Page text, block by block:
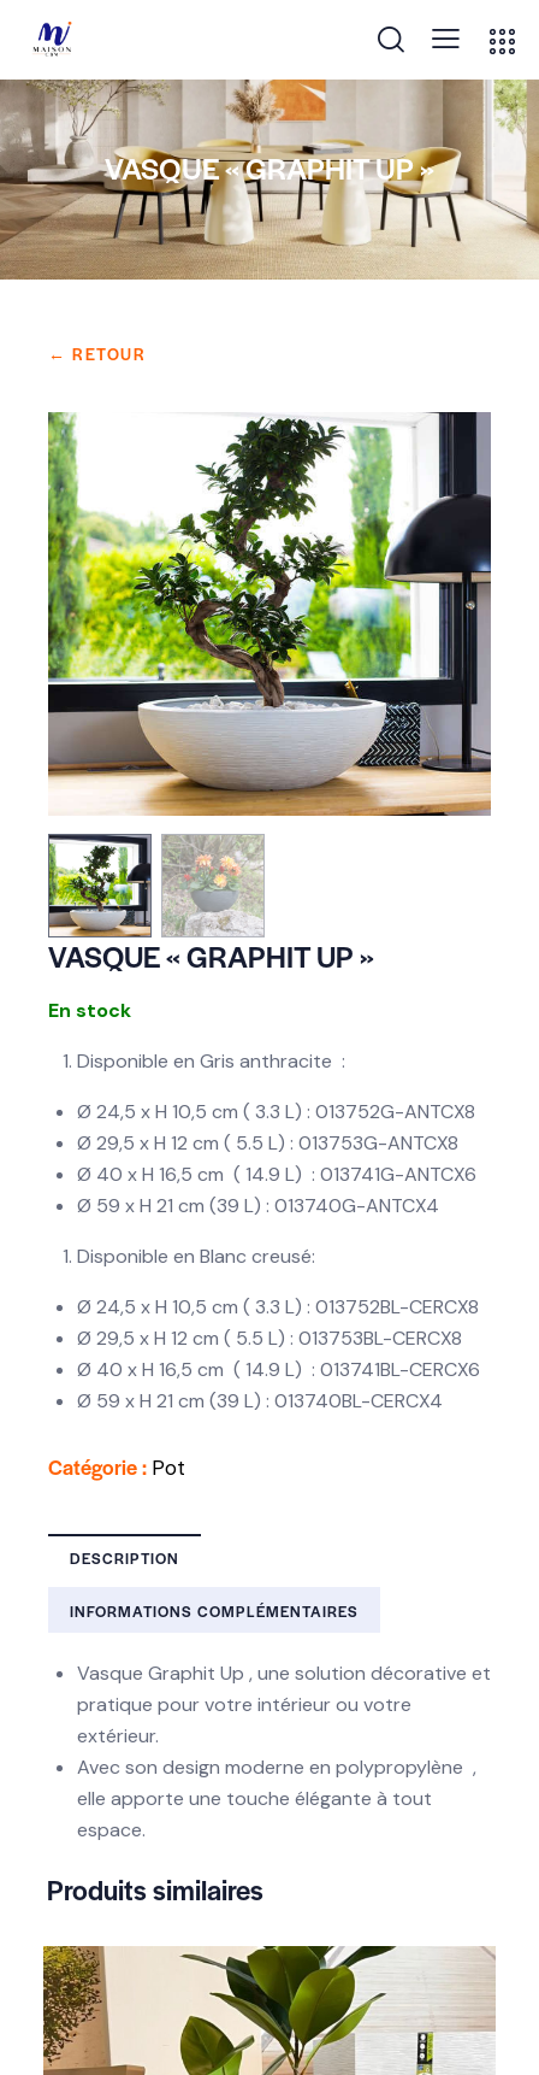
VASQUE « GRAPHIT UP »
← RETOUR
VASQUE « GRAPHIT UP »
En stock
Disponible en Gris anthracite :
Ø 24,5 x H 10,5 cm ( 3.3 L) : 013752G-ANTCX8
Ø 29,5 x H 12 cm ( 5.5 L) : 013753G-ANTCX8
Ø 40 x H 16,5 cm ( 14.9 L) : 013741G-ANTCX6
Ø 59 x H 21 cm (39 L) : 013740G-ANTCX4
Disponible en Blanc creusé:
Ø 24,5 x H 10,5 cm ( 3.3 L) : 013752BL-CERCX8
Ø 29,5 x H 12 cm ( 5.5 L) : 013753BL-CERCX8
Ø 40 x H 16,5 cm ( 14.9 L) : 013741BL-CERCX6
Ø 59 x H 21 cm (39 L) : 013740BL-CERCX4
Catégorie : Pot
DESCRIPTION
INFORMATIONS COMPLÉMENTAIRES
Vasque Graphit Up , une solution décorative et
pratique pour votre intérieur ou votre
extérieur.
Avec son design moderne en polypropylène ,
elle apporte une touche élégante à tout
espace.
Produits similaires